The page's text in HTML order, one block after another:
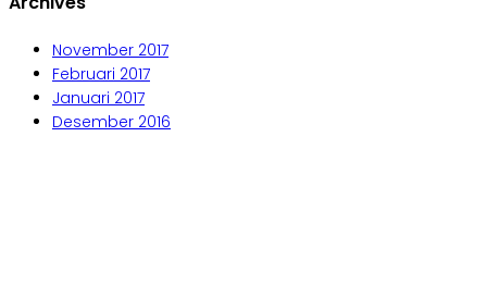
November 2017
Februari 2017
Januari 2017
Desember 2016